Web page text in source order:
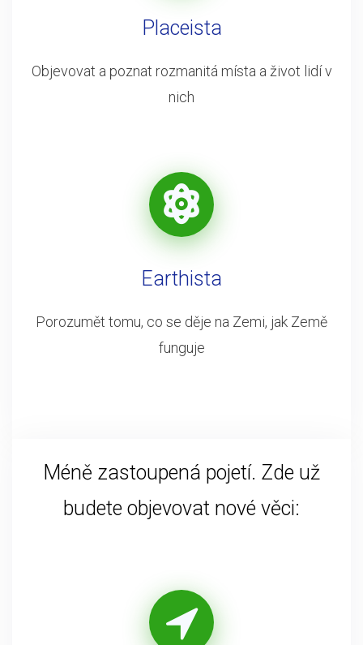
Placeista
Objevovat a poznat rozmanitá místa a život lidí v
nich
Earthista
Porozumět tomu, co se děje na Zemi, jak Země
funguje
Méně zastoupená pojetí. Zde už
budete objevovat nové věci: